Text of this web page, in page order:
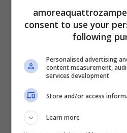
Come si può notare dal
53 secondi, il piccolo
tra le zampe della sua
a lei tutto il suo affetto. Al
rientro nella zona
forestale,
consent to use your
following
Personalised advertising
content measurement,
services development
Store and/or access
Learn more